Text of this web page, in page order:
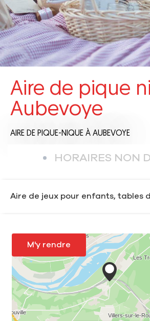
Aire de pique
Aubevoye
AIRE DE PIQUE-NIQUE À AUBEVOYE
HORAIRES NON
Aire de jeux pour enfants, tables
M'y rendre